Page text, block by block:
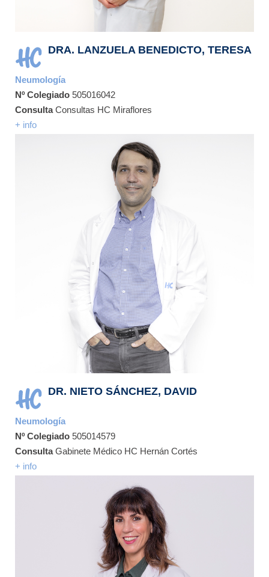
DRA. LANZUELA BENEDICTO, TERESA
Neumología
Nº Colegiado 505016042
ConsultaConsultas HC Miraflores
+ info
DR. NIETO SÁNCHEZ, DAVID
Neumología
Nº Colegiado 505014579
ConsultaGabinete Médico HC Hernán Cortés
+ info